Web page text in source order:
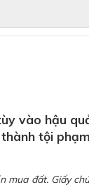
vào hậu
tội
mua đất. Giấy